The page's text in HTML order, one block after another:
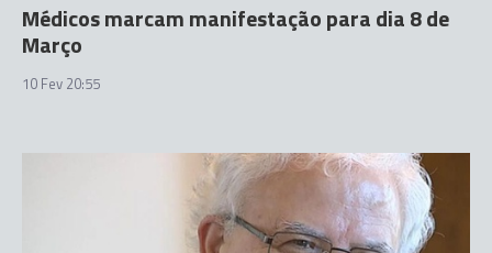
Médicos marcam manifestação para dia 8 de
Março
10 Fev 20:55